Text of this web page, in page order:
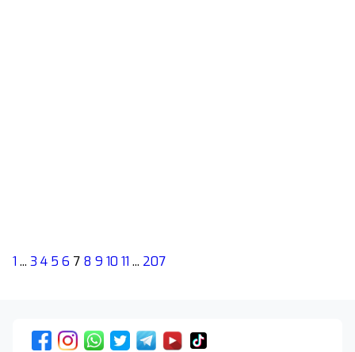
1 ... 3 4 5 6 7 8 9 10 11 ... 207